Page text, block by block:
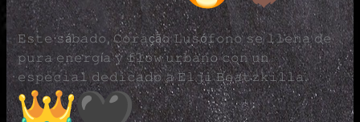
𝙴𝚜𝚝𝚎 𝚜á𝚋𝚊𝚍𝚘, 𝙲𝚘𝚛𝚊çã𝚘 𝙻𝚞𝚜ó𝚏𝚘𝚗𝚘 𝚜𝚎 𝚕𝚕𝚎𝚗𝚊 𝚍𝚎
𝚙𝚞𝚛𝚊 𝚎𝚗𝚎𝚛𝚐í𝚊 𝚢 𝚏𝚕𝚘𝚠 𝚞𝚛𝚋𝚊𝚗𝚘 𝚌𝚘𝚗 𝚞𝚗
𝚎𝚜𝚙𝚎𝚌𝚒𝚊𝚕 𝚍𝚎𝚍𝚒𝚌𝚊𝚍𝚘 𝚊 𝙴𝚕𝚓𝚒 𝙱𝚎𝚊𝚝𝚣𝚔𝚒𝚕𝚕𝚊.